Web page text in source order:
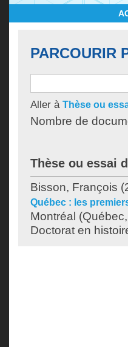
PARCOURIR
Aller à Thèse ou
Nombre de
Thèse ou essai
Bisson, François
Québec : les
Montréal
Doctorat en